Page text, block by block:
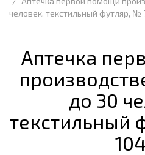
человек, текстильный футляр, №
Аптечка
до 30
текстильный